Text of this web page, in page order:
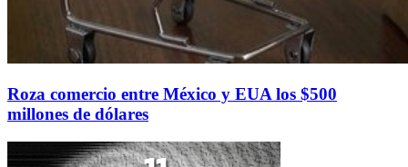
Roza comercio entre México y EUA los $500
millones de dólares